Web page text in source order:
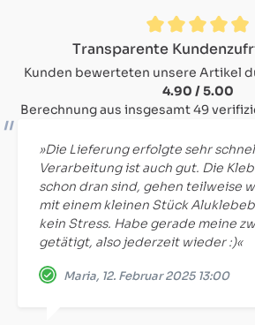
Durchschnittliche Bewertung
Transparente
Kunden bewerteten unsere Artikel
4.90 / 5.00
Berechnung aus insgesamt 49
»Die Lieferung erfolgte sehr
Verarbeitung ist auch gut. Die
schon dran sind, gehen teilweise
mit einem kleinen Stück
kein Stress. Habe gerade meine
getätigt, also jederzeit wieder :)«
Maria, 12. Februar 2025 13:00